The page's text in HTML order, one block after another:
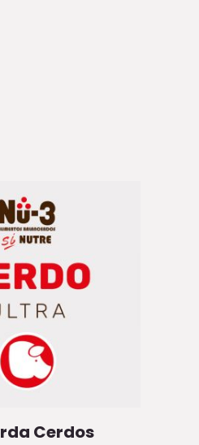
Cerdos